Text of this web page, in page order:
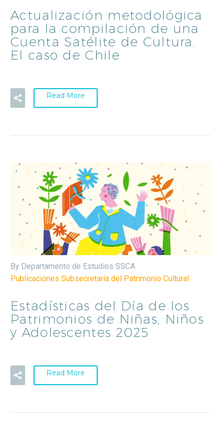
Actualización metodológica
para la compilación de una
Cuenta Satélite de Cultura.
El caso de Chile
Read More
By Departamento de Estudios SSCA
Publicaciones Subsecretaría del Patrimonio Cultural
Estadísticas del Día de los
Patrimonios de Niñas, Niños
y Adolescentes 2025
Read More